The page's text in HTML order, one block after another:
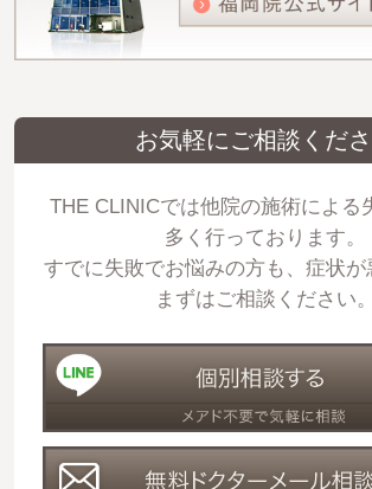
お気軽にご相談くだ
THE CLINICでは他院の施術による
多く行っております。
すでに失敗でお悩みの方も、症状が
まずはご相談ください。